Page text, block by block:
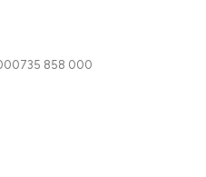
858 000